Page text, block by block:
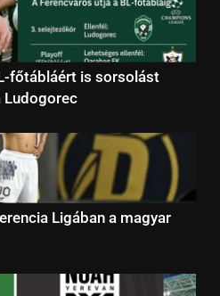
főtábláért is sorsolást
Ludogorec
Ligában a magyar